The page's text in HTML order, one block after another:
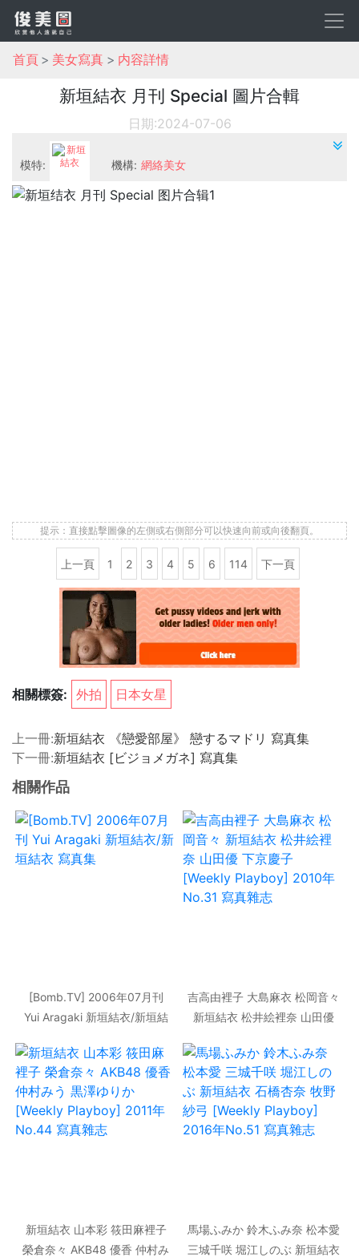
首頁 美女寫真 内容詳情
新垣結衣 月刊 Special 圖片合輯
日期:2024-07-06
模特:
新垣結衣
機構: 網絡美女
提示：直接點擊圖像的左側或右側部分可以快速向前或向後翻頁。
上一頁 1 2 3 4 5 6 114 下一頁
相關標簽: 外拍 日本女星
上一冊:新垣結衣 《戀愛部屋》 戀するマドリ 寫真集
下一冊:新垣結衣 [ビジョメガネ] 寫真集
相關作品
[Bomb.TV] 2006年07月刊
Yui Aragaki 新垣結衣/新垣結
吉高由裡子 大島麻衣 松岡音々
新垣結衣 松井絵裡奈 山田優
2010年No.31 寫真雜志
新垣結衣 山本彩 筱田麻裡子
榮倉奈々 AKB48 優香 仲村み
馬場ふみか 鈴木ふみ奈 松本愛
三城千咲 堀江しのぶ 新垣結衣